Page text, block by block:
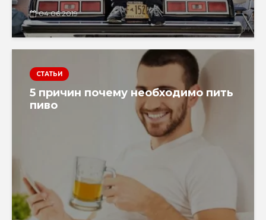
04.06.2019
СТАТЬИ
5 причин почему необходимо пить
пиво